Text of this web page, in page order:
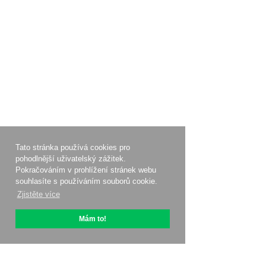
Tato stránka používá cookies pro
pohodlnější uživatelský zážitek.
Pokračováním v prohlížení stránek webu
souhlasíte s používáním souborů cookie.
Zjistěte více
Mám to!